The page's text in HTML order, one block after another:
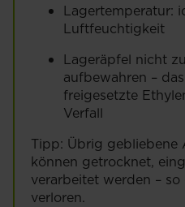
Lagertemperatur:
Luftfeuchtigkeit
Lageräpfel nicht
aufbewahren –
freigesetzte
Verfall
Tipp: Übrig
können getrocknet,
verarbeitet werden –
verloren.